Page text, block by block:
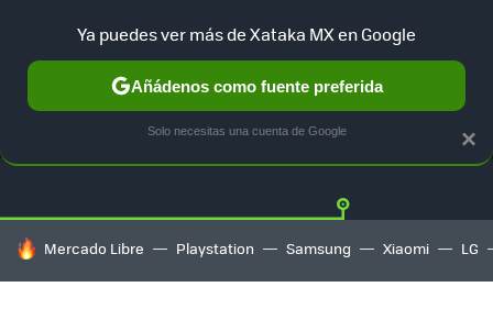
GUÍA DE COMPRAS MERCADO LIBRE
HOY SE HABLA DE
Mercado Libre Playstation Samsung Xiaomi LG
×
Ya puedes ver más de Xataka MX en Google
Añádenos como fuente preferida
Solo necesitas una cuenta de Google